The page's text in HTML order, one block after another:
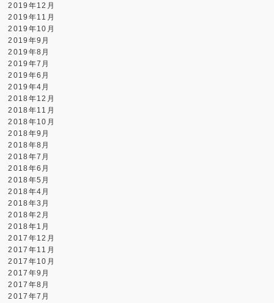
2019年12月
2019年11月
2019年10月
2019年9月
2019年8月
2019年7月
2019年6月
2019年4月
2018年12月
2018年11月
2018年10月
2018年9月
2018年8月
2018年7月
2018年6月
2018年5月
2018年4月
2018年3月
2018年2月
2018年1月
2017年12月
2017年11月
2017年10月
2017年9月
2017年8月
2017年7月